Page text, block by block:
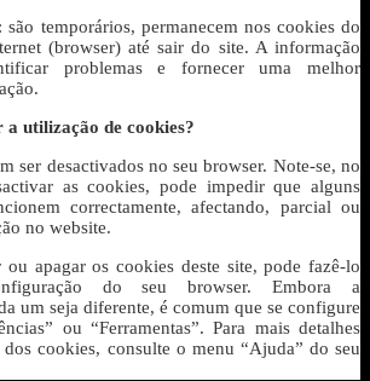
: são temporários, permanecem nos cookies do
(browser) até sair do site. A informação
problemas e fornecer uma melhor
a utilização de cookies?
ser desactivados no seu browser. Note-se, no
as cookies, pode impedir que alguns
correctamente, afectando, parcial ou
no website.
ou apagar os cookies deste site, pode fazê-lo
do seu browser. Embora a
um seja diferente, é comum que se configure
ou “Ferramentas”. Para mais detalhes
cookies, consulte o menu “Ajuda” do seu